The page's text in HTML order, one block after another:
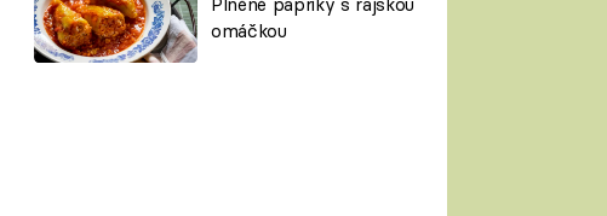
omáčkou